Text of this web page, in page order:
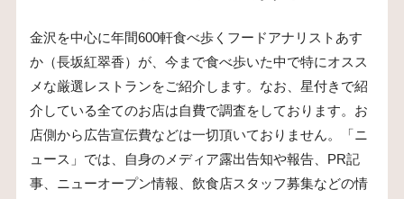
金沢を中心に年間600軒食べ歩くフードアナリストあす
か（長坂紅翠香）が、今まで食べ歩いた中で特にオスス
メな厳選レストランをご紹介します。なお、星付きで紹
介している全てのお店は自費で調査をしております。お
店側から広告宣伝費などは一切頂いておりません。「ニ
ュース」では、自身のメディア露出告知や報告、PR記
事、ニューオープン情報、飲食店スタッフ募集などの情